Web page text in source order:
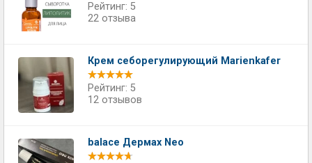
Рейтинг: 5
22 отзыва
Крем себорегулирующий Marienkafer
Рейтинг: 5
12 отзывов
balace Дермаx Neo